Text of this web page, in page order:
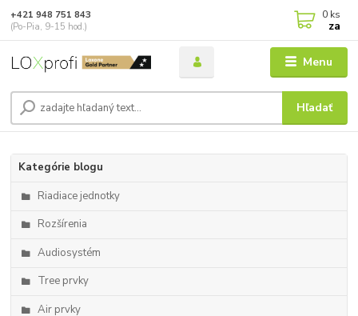
Menu
Hľadať
+421 948 751 843
(Po-Pia, 9-15 hod.)
0 ks
za
Kategórie blogu
Riadiace jednotky
Rozšírenia
Audiosystém
Tree prvky
Air prvky